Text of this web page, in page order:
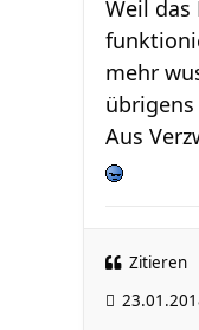
Weil
mehr
Aus
Zitieren